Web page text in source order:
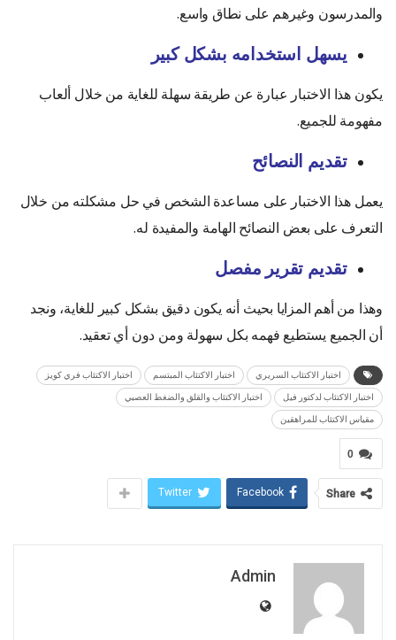
والمدرسون وغيرهم على نطاق واسع.
يسهل استخدامه بشكل كبير
يكون هذا الاختبار عبارة عن طريقة سهلة للغاية من خلال ألعاب
مفهومة للجميع.
تقديم النصائح
يعمل هذا الاختبار على مساعدة الشخص في حل مشكلته من خلال
التعرف على بعض النصائح الهامة والمفيدة له.
تقديم تقرير مفصل
وهذا من أهم المزايا بحيث أنه يكون دقيق بشكل كبير للغاية، ونجد
أن الجميع يستطيع فهمه بكل سهولة ومن دون أي تعقيد.
اختبار الاكتئاب السريري اختبار الاكتئاب المبتسم اختبار الاكتئاب فري كويز
اختبار الاكتئاب لدكتور فيل اختبار الاكتئاب والقلق والضغط العصبي
مقياس الاكتئاب للمراهقين
0
Share
Facebook
Twitter
Admin